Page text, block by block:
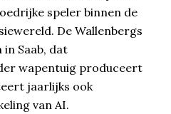
speler binnen de
De Wallenbergs
Saab, dat
wapentuig produceert
jaarlijks ook
van AI.